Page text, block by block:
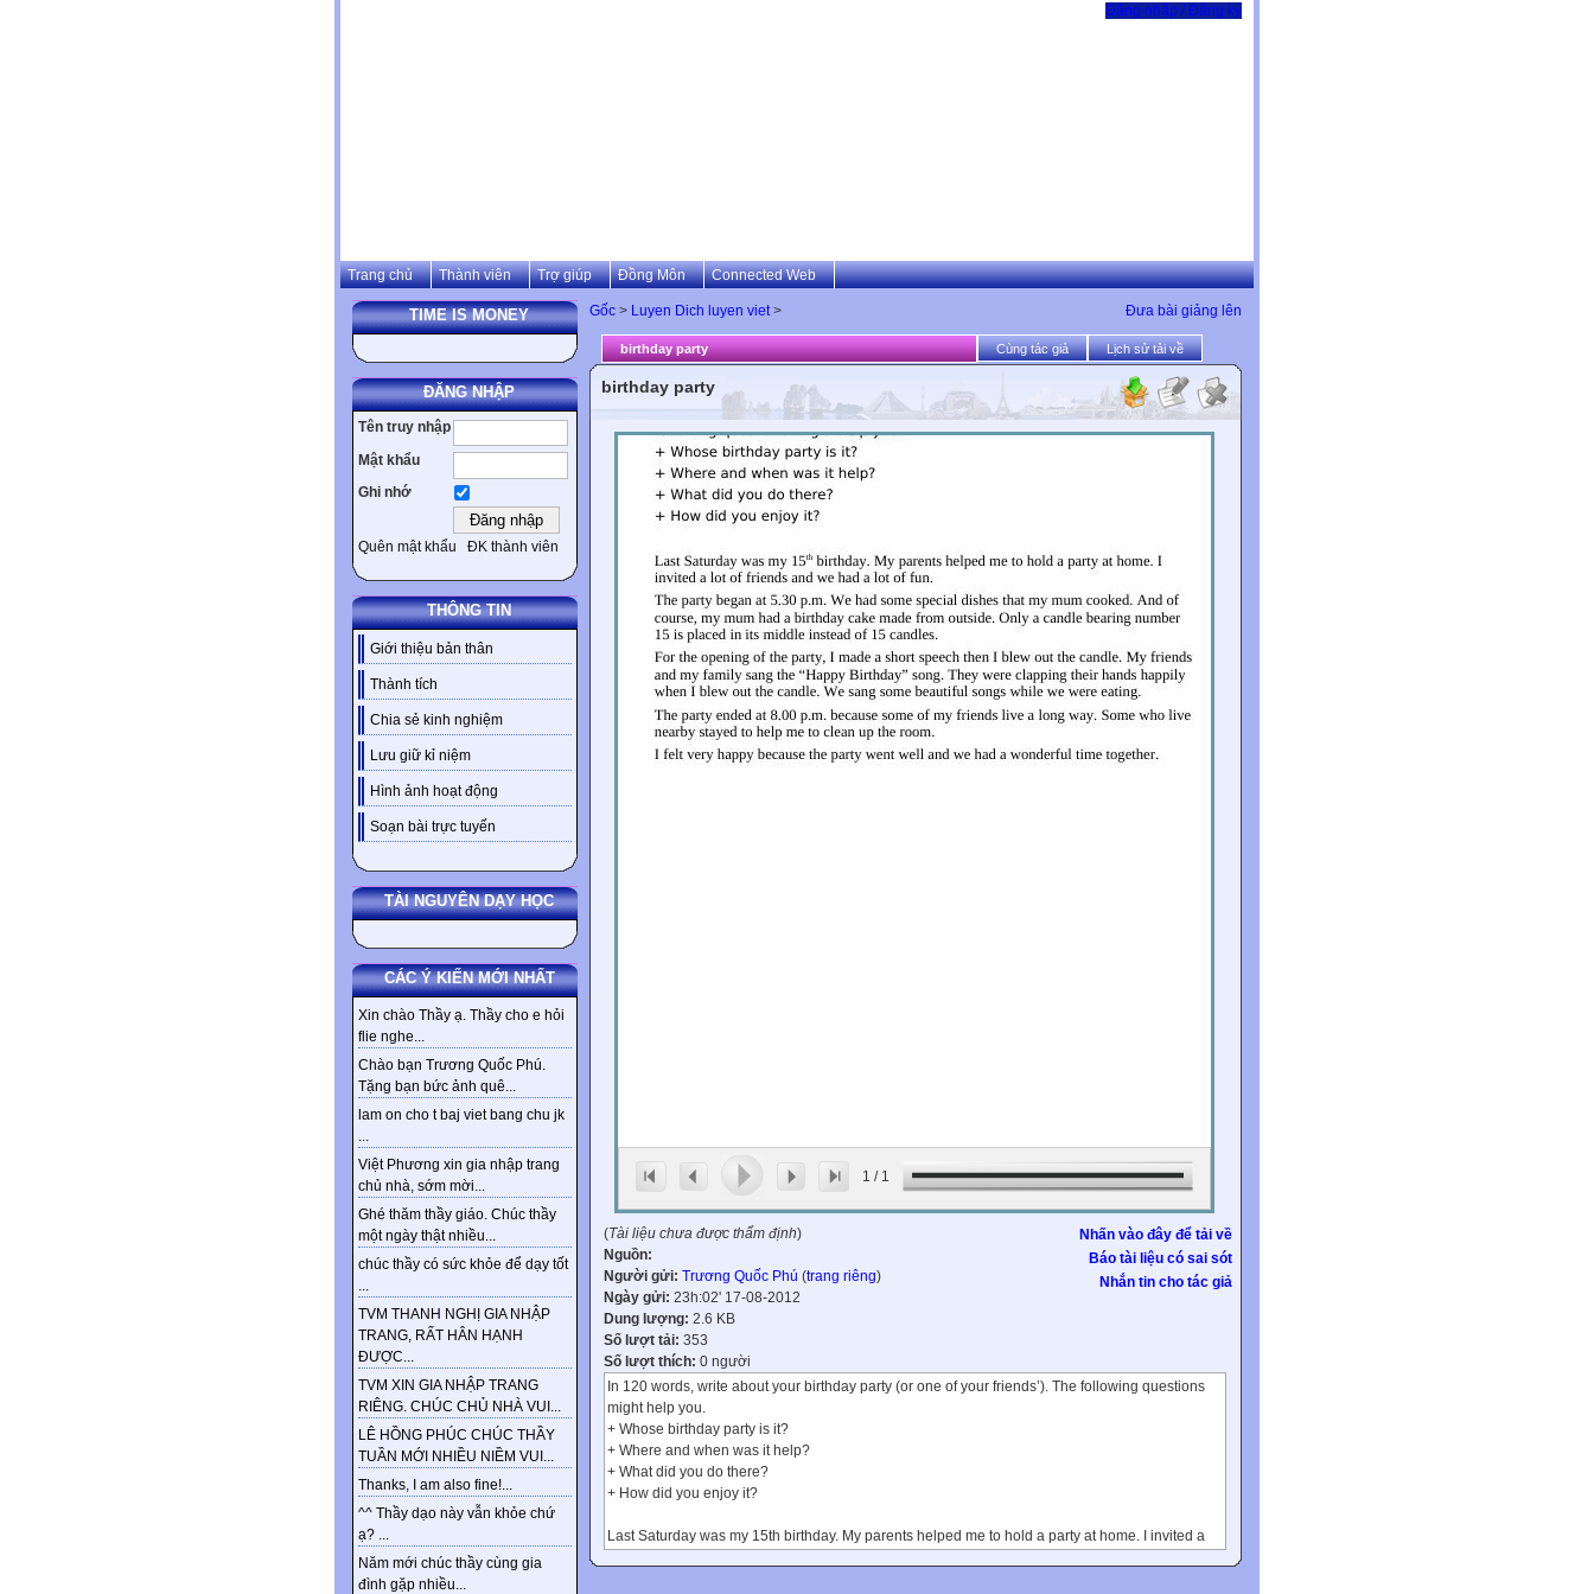
Đăng nhập / Đăng ký
Trang chủ Thành viên Trợ giúp Đồng Môn Connected Web
TIME IS MONEY
ĐĂNG NHẬP
Tên truy nhập
Mật khẩu
Ghi nhớ
Quên mật khẩu ĐK thành viên
THÔNG TIN
Giới thiệu bản thân
Thành tích
Chia sẻ kinh nghiệm
Lưu giữ kỉ niệm
Hình ảnh hoạt động
Soạn bài trực tuyến
TÀI NGUYÊN DẠY HỌC
CÁC Ý KIẾN MỚI NHẤT
Xin chào Thầy ạ. Thầy cho e hỏi
flie nghe...
Chào bạn Trương Quốc Phú.
Tặng bạn bức ảnh quê...
lam on cho t baj viet bang chu jk
...
Việt Phương xin gia nhập trang
chủ nhà, sớm mời...
Ghé thăm thầy giáo. Chúc thầy
một ngày thật nhiều...
chúc thầy có sức khỏe để dạy tốt
...
TVM THANH NGHỊ GIA NHẬP
TRANG, RẤT HÂN HẠNH
ĐƯỢC...
TVM XIN GIA NHẬP TRANG
RIÊNG. CHÚC CHỦ NHÀ VUI...
LÊ HỒNG PHÚC CHÚC THẦY
TUẦN MỚI NHIỀU NIỀM VUI...
Thanks, I am also fine!...
^^ Thầy dạo này vẫn khỏe chứ
ạ? ...
Năm mới chúc thầy cùng gia
đình gặp nhiều...
Đưa bài giảng lên
Gốc > Luyen Dich luyen viet>
birthday party Cùng tác giả Lịch sử tải về
birthday party
1 / 1
Nhấn vào đây để tải về
Báo tài liệu có sai sót
Nhắn tin cho tác giả
(Tài liệu chưa được thẩm định)
Nguồn:
Người gửi: Trương Quốc Phú (trang riêng)
Ngày gửi: 23h:02' 17-08-2012
Dung lượng: 2.6 KB
Số lượt tải: 353
Số lượt thích: 0 người
In 120 words, write about your birthday party (or one of your friends’). The following questions
might help you.
+ Whose birthday party is it?
+ Where and when was it help?
+ What did you do there?
+ How did you enjoy it?
Last Saturday was my 15th birthday. My parents helped me to hold a party at home. I invited a